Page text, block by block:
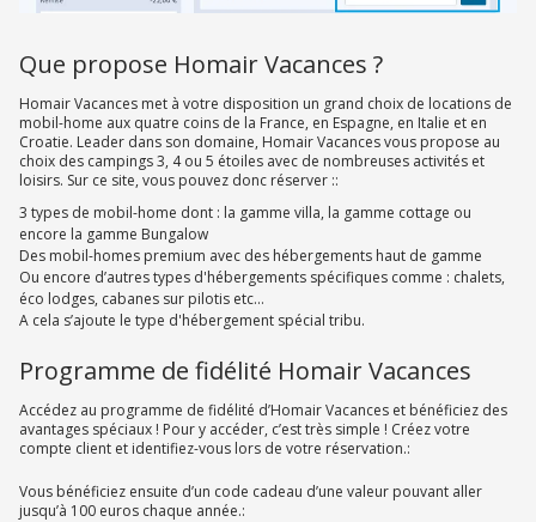
Que propose Homair Vacances ?
Homair Vacances met à votre disposition un grand choix de locations de
mobil-home aux quatre coins de la France, en Espagne, en Italie et en
Croatie. Leader dans son domaine, Homair Vacances vous propose au
choix des campings 3, 4 ou 5 étoiles avec de nombreuses activités et
loisirs. Sur ce site, vous pouvez donc réserver ::
3 types de mobil-home dont : la gamme villa, la gamme cottage ou
encore la gamme Bungalow
Des mobil-homes premium avec des hébergements haut de gamme
Ou encore d’autres types d'hébergements spécifiques comme : chalets,
éco lodges, cabanes sur pilotis etc…
A cela s’ajoute le type d'hébergement spécial tribu.
Programme de fidélité Homair Vacances
Accédez au programme de fidélité d’Homair Vacances et bénéficiez des
avantages spéciaux ! Pour y accéder, c’est très simple ! Créez votre
compte client et identifiez-vous lors de votre réservation.:
Vous bénéficiez ensuite d’un code cadeau d’une valeur pouvant aller
jusqu’à 100 euros chaque année.: